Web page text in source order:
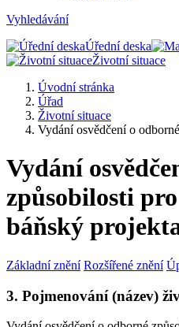
Vyhledávání
Úřední deska
Životní situace
Úvodní stránka
Úřad
Životní situace
Vydání osvědčení o
Vydání
způsobilosti
báňský
Základní znění Rozšířené znění
3. Pojmenování (název)